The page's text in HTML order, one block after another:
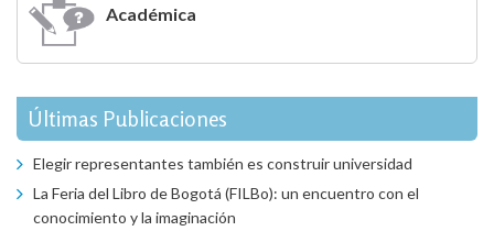
Académica
Últimas Publicaciones
Elegir representantes también es construir universidad
La Feria del Libro de Bogotá (FILBo): un encuentro con el
conocimiento y la imaginación